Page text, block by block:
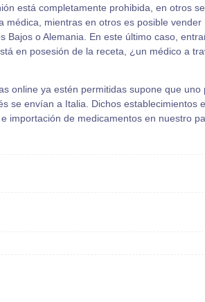
está completamente prohibida, en otros se
mientras en otros es posible vender
Bajos o Alemania. En este último caso,
en posesión de la receta, ¿un médico a
online ya estén permitidas supone que uno
se envían a Italia. Dichos establecimientos
importación de medicamentos en nuestro